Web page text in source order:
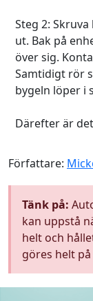
Steg 2:
ut. Bak på
över sig.
Samtidigt rör
bygeln löper i
Därefter är
Författare:
Tänk på:
kan uppstå
helt och
göres helt